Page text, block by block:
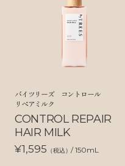
バイツリーズ コントロール
リペアミルク
CONTROL REPAIR
HAIR MILK
¥1,595 （税込）/ 150mL